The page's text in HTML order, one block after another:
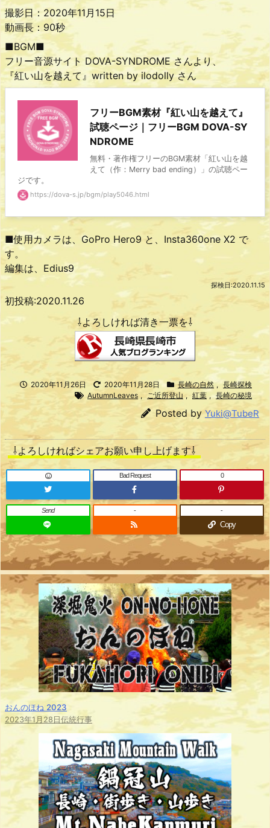
撮影日：2020年11月15日
動画長：90秒
■BGM■
フリー音源サイト DOVA-SYNDROME さんより、
『紅い山を越えて』written by ilodolly さん
フリーBGM素材『紅い山を越えて』
試聴ページ｜フリーBGM DOVA-SY
NDROME
無料・著作権フリーのBGM素材「紅い山を越
えて（作：Merry bad ending）」の試聴ペー
ジです。
https://dova-s.jp/bgm/play5046.html
■使用カメラは、GoPro Hero9 と、Insta360one X2 で
す。
編集は、Edius9
探検日:2020.11.15
初投稿:2020.11.26
⇩よろしければ清き一票を⇩
2020年11月26日 2020年11月28日 長崎の自然 , 長崎探検
AutumnLeaves , ご近所登山 , 紅葉 , 長崎の秘境
Posted byYuki@TubeR
⇩よろしければシェアお願い申し上げます⇩
Bad Request 0
Send -
Copy
-
おんのほね 2023
2023年1月28日 伝統行事